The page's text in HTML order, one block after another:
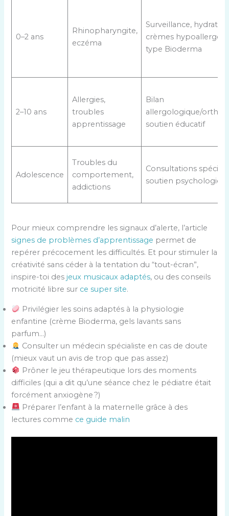
0–2 ans
Rhinopharyngite,
eczéma
Surveillance,
crèmes
type Bioderma
2–10 ans
Allergies,
troubles
apprentissage
Bilan
allergologique/
soutien éducatif
Adolescence
Troubles du
comportement,
addictions
Consultations
soutien
Pour mieux comprendre les signaux d’alerte, l’article
signes de problèmes d’apprentissage permet de
repérer précocement les difficultés. Et pour stimuler la
créativité sans céder à la tentation du “tout-écran”,
inspire-toi des jeux musicaux adaptés, ou des conseils
motricité libre sur ce super site.
Privilégier les soins adaptés à la physiologie
enfantine (crème Bioderma, gels lavants sans
parfum…)
Consulter un médecin spécialiste en cas de doute
(mieux vaut un avis de trop que pas assez)
Prôner le jeu thérapeutique lors des moments
difficiles (qui a dit qu’une séance chez le pédiatre était
forcément anxiogène ?)
Préparer l’enfant à la maternelle grâce à des
lectures comme ce guide malin